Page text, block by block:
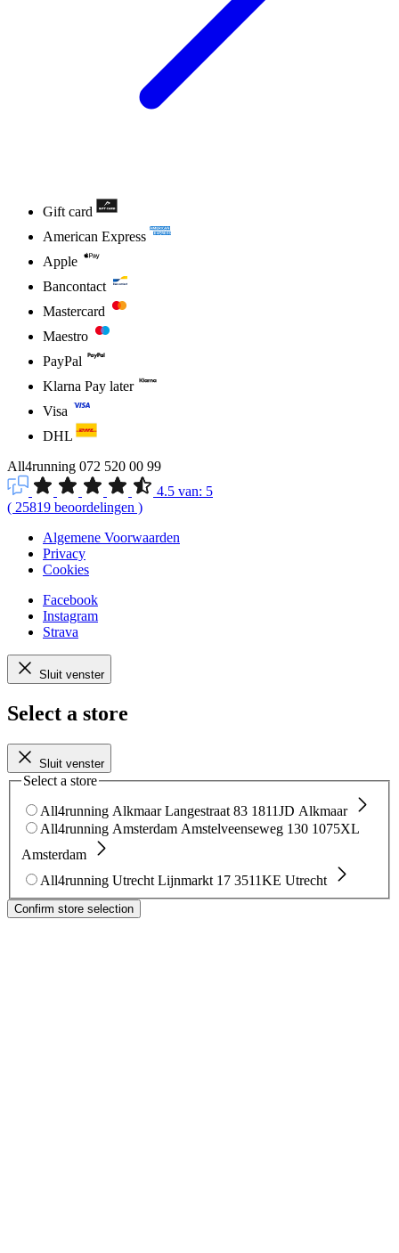
Gift card
American Express
Apple
Bancontact
Mastercard
Maestro
PayPal
Klarna Pay later
Visa
DHL
All4running 072 520 00 99
4.5 van: 5
( 25819 beoordelingen )
Algemene Voorwaarden
Privacy
Cookies
Facebook
Instagram
Strava
Sluit venster
Select a store
Sluit venster
Select a store
All4running Alkmaar Langestraat 83 1811JD Alkmaar
All4running Amsterdam Amstelveenseweg 130 1075XL
Amsterdam
All4running Utrecht Lijnmarkt 17 3511KE Utrecht
Confirm store selection